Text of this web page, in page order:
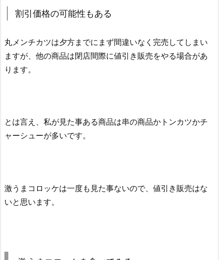
割引価格の可能性もある
丸メンチカツは夕方までにまず間違いなく完売してしまい
ますが、他の商品は閉店間際に値引き販売をやる場合があ
ります。
とは言え、私が見た事ある商品は串の商品かトンカツかチ
ャーシューが多いです。
激うまコロッケは一度も見た事ないので、値引き販売はな
いと思います。